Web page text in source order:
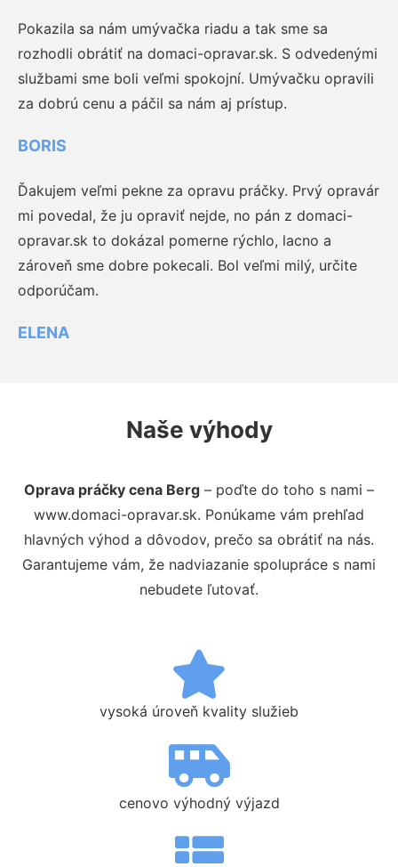
Pokazila sa nám umývačka riadu a tak sme sa
rozhodli obrátiť na domaci-opravar.sk. S odvedenými
službami sme boli veľmi spokojní. Umývačku opravili
za dobrú cenu a páčil sa nám aj prístup.
BORIS
Ďakujem veľmi pekne za opravu práčky. Prvý opravár
mi povedal, že ju opraviť nejde, no pán z domaci-
opravar.sk to dokázal pomerne rýchlo, lacno a
zároveň sme dobre pokecali. Bol veľmi milý, určite
odporúčam.
ELENA
Naše výhody
Oprava práčky cena Berg – poďte do toho s nami –
www.domaci-opravar.sk. Ponúkame vám prehľad
hlavných výhod a dôvodov, prečo sa obrátiť na nás.
Garantujeme vám, že nadviazanie spolupráce s nami
nebudete ľutovať.
vysoká úroveň kvality služieb
cenovo výhodný výjazd